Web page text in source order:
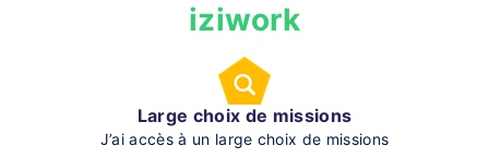
iziwork
Large choix de missions
J’ai accès à un large choix de missions